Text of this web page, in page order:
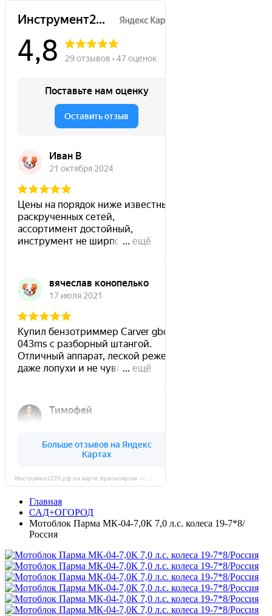
Главная
САД+ОГОРОД
Мотоблок Парма МК-04-7,0К 7,0 л.с. колеса 19-7*8/
Россия